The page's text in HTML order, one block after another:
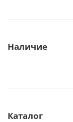
Наличие
Каталог